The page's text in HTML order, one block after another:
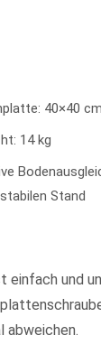
40×40 cm
14 kg
Stand
und
abweichen.